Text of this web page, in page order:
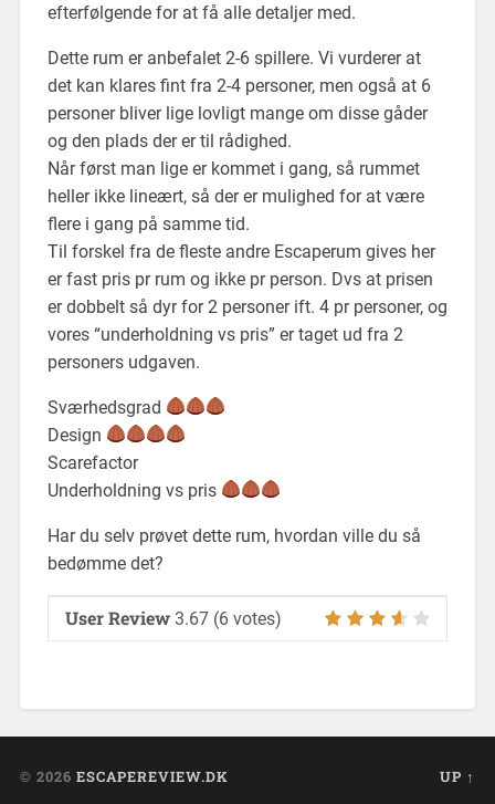
efterfølgende for at få alle detaljer med.
Dette rum er anbefalet 2-6 spillere. Vi vurderer at
det kan klares fint fra 2-4 personer, men også at 6
personer bliver lige lovligt mange om disse gåder
og den plads der er til rådighed.
Når først man lige er kommet i gang, så rummet
heller ikke lineært, så der er mulighed for at være
flere i gang på samme tid.
Til forskel fra de fleste andre Escaperum gives her
er fast pris pr rum og ikke pr person. Dvs at prisen
er dobbelt så dyr for 2 personer ift. 4 pr personer, og
vores “underholdning vs pris” er taget ud fra 2
personers udgaven.
Sværhedsgrad
Design
Scarefactor
Underholdning vs pris
Har du selv prøvet dette rum, hvordan ville du så
bedømme det?
User Review 3.67 (6votes)
© 2026 ESCAPEREVIEW.DK UP ↑